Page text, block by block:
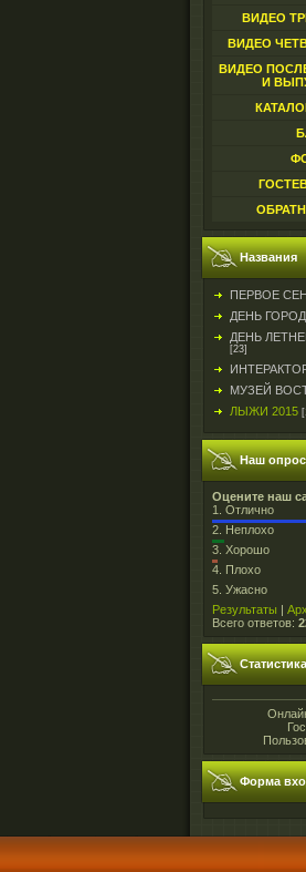
ВИДЕО
ВИДЕО
ВИДЕО
И
Названия
ПЕРВОЕ
ДЕНЬ
ДЕНЬ
[23]
МУЗЕЙ
ЛЫЖИ 2015
Наш опрос
Оцените наш
1. Отлично
2. Неплохо
3. Хорошо
4. Плохо
5. Ужасно
Результаты |
Всего ответов:
Статистика
Форма